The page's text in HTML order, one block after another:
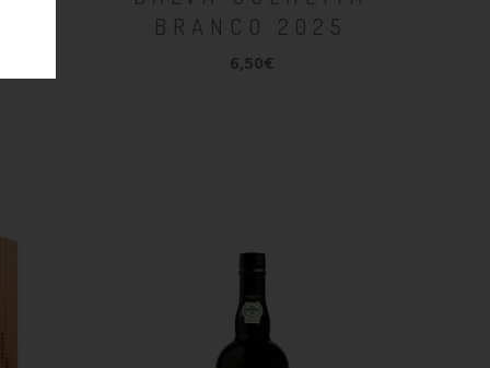
BRANCO 2025
6,50€